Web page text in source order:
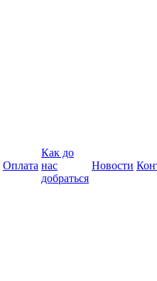
Оплата
Как до
нас
добраться
Новости